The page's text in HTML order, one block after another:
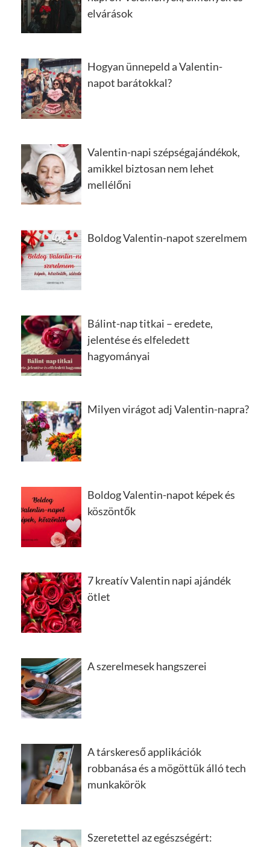
elvárások
Hogyan ünnepeld a Valentin-
napot barátokkal?
Valentin-napi szépségajándékok,
amikkel biztosan nem lehet
mellélőni
Boldog Valentin-napot szerelmem
Bálint-nap titkai – eredete,
jelentése és elfeledett
hagyományai
Milyen virágot adj Valentin-napra?
Boldog Valentin-napot képek és
köszöntők
7 kreatív Valentin napi ajándék
ötlet
A szerelmesek hangszerei
A társkereső applikációk
robbanása és a mögöttük álló tech
munkakörök
Szeretettel az egészségért: